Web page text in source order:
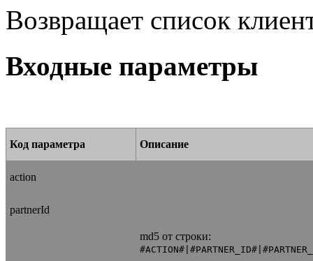
Возвращает список
Входные параметры
Код параметра Описание
action
partnerId
md5 от строки: